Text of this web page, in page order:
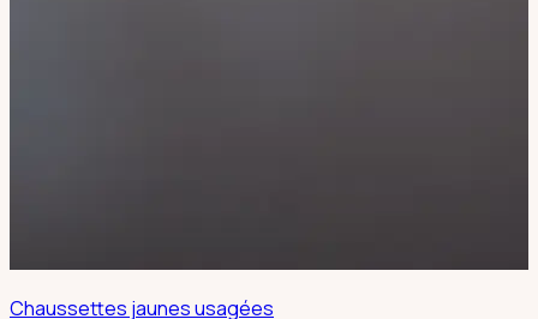
Chaussettes jaunes usagées